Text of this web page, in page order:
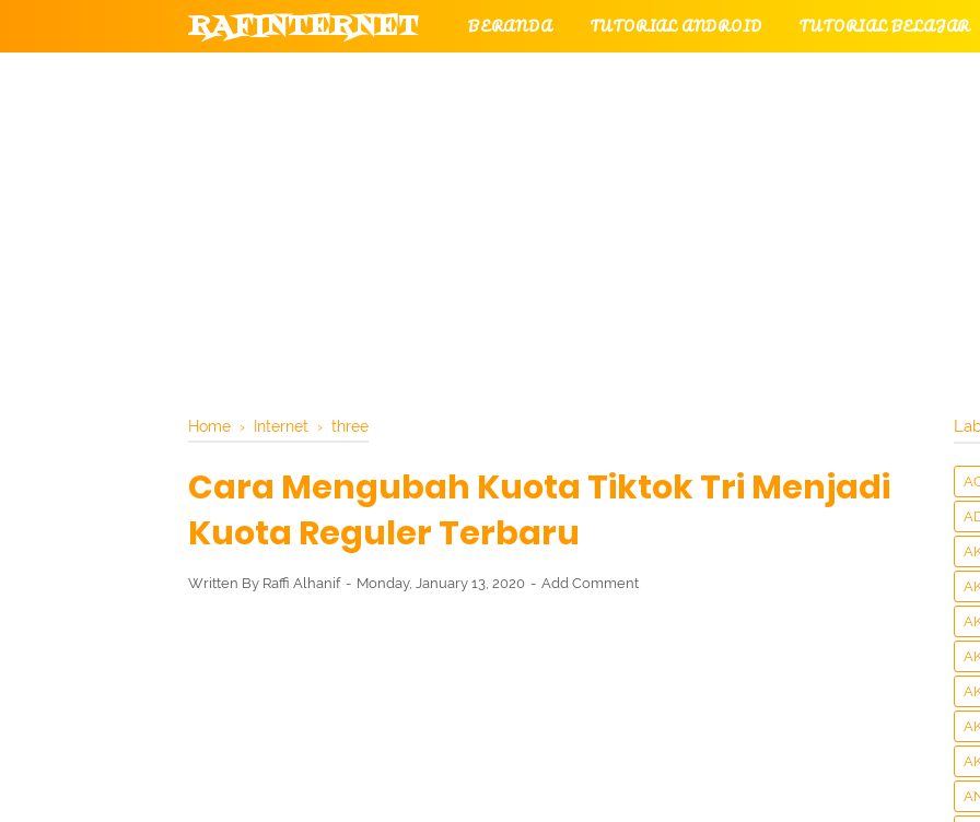
RAFINTERNET BERANDA TUTORIAL ANDROID TUTORIAL BELAJAR
Home › Internet › three
Cara Mengubah Kuota Tiktok Tri Menjadi
Kuota Reguler Terbaru
Written By Raffi Alhanif Monday, January 13, 2020 Add Comment